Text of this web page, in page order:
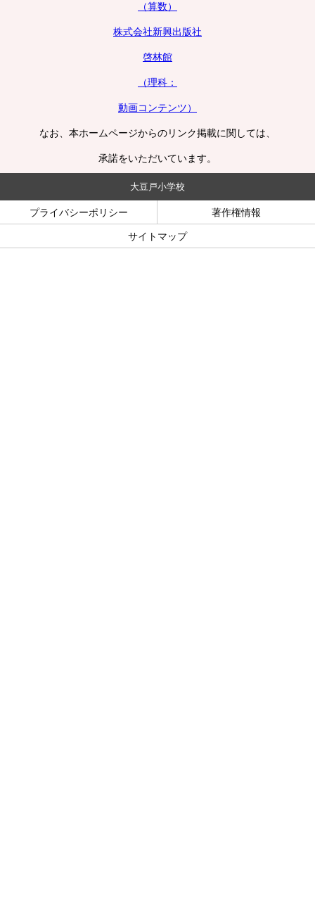
（算数）
株式会社新興出版社
啓林館
（理科：
動画コンテンツ）
なお、本ホームページからのリンク掲載に関しては、
承諾をいただいています。
大豆戸小学校
プライバシーポリシー 著作権情報
サイトマップ